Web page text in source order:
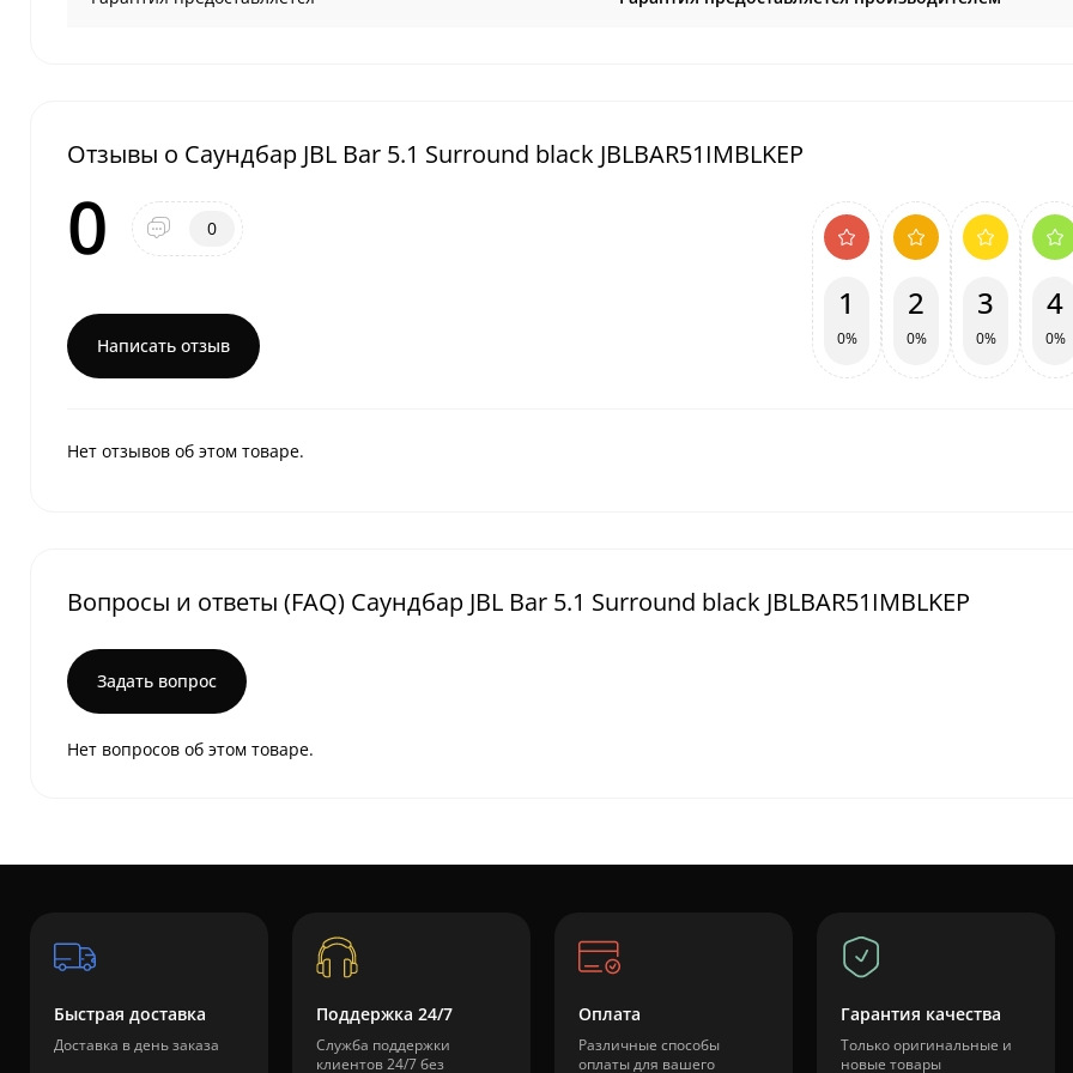
Отзывы о Саундбар JBL Bar 5.1 Surround black JBLBAR51IMBLKEP
0 0
Написать отзыв
1
0%
2
0%
3
0%
4
0%
Нет отзывов об этом товаре.
Вопросы и ответы (FAQ) Саундбар JBL Bar 5.1 Surround black JBLBAR51IMBLKEP
Задать вопрос
Нет вопросов об этом товаре.
Быстрая доставка
Доставка в день заказа
Поддержка 24/7
Служба поддержки
клиентов 24/7 без
Оплата
Различные способы
оплаты для вашего
Гарантия качества
Только оригинальные и
новые товары